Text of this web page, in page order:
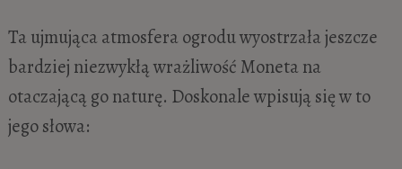
Ta ujmująca atmosfera ogrodu wyostrzała jeszcze
bardziej niezwykłą wrażliwość Moneta na
otaczającą go naturę. Doskonale wpisują się w to
jego słowa: